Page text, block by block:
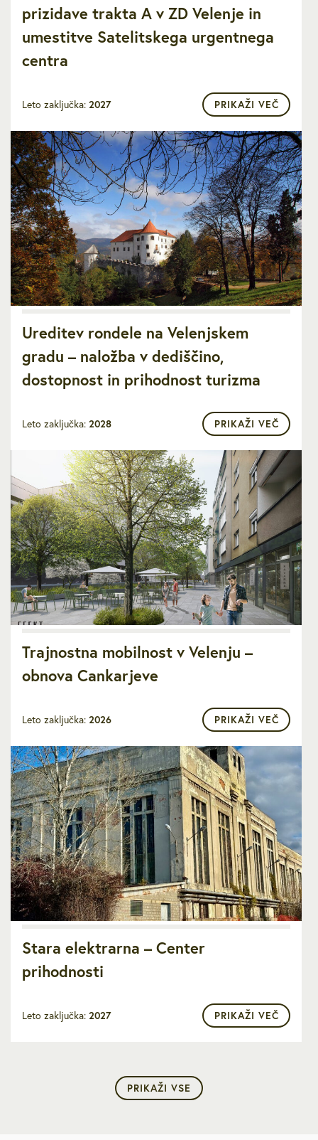
prizidave trakta A v ZD Velenje in
umestitve Satelitskega urgentnega
centra
Leto zaključka: 2027 PRIKAŽI VEČ
Ureditev rondele na Velenjskem
gradu – naložba v dediščino,
dostopnost in prihodnost turizma
Leto zaključka: 2028 PRIKAŽI VEČ
Trajnostna mobilnost v Velenju –
obnova Cankarjeve
Leto zaključka: 2026 PRIKAŽI VEČ
Stara elektrarna – Center
prihodnosti
Leto zaključka: 2027 PRIKAŽI VEČ
PRIKAŽI VSE